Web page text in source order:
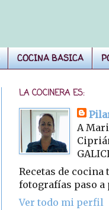
COCINA BASICA
LA COCINERA ES:
A
Recetas de
fotografías paso a
Ver todo mi perfil